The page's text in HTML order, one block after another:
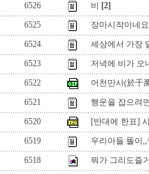
6526
비
[2]
6525
장마시작이네요
6524
세상에서 가장
6523
저녁에 비가 오
6522
어천만사(於千
6521
행운을 잡으려
6520
[반대에 한표]
6519
우리아들 똘이
6518
뭐가 그리도즐